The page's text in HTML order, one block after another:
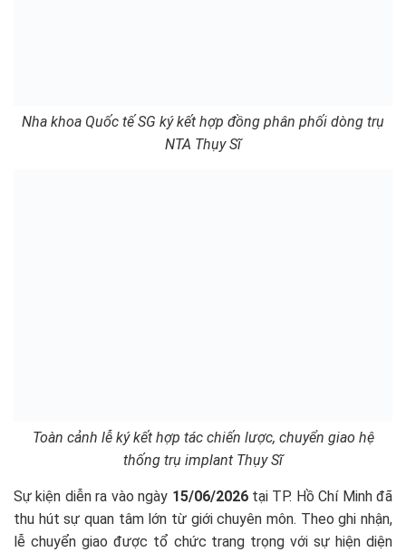
Nha khoa Quốc tế SG ký kết hợp đồng phân phối dòng trụ
NTA Thụy Sĩ
Toàn cảnh lễ ký kết hợp tác chiến lược, chuyển giao hệ
thống trụ implant Thụy Sĩ
Sự kiện diễn ra vào ngày 15/06/2026tại TP. Hồ Chí Minh đã
thu hút sự quan tâm lớn từ giới chuyên môn. Theo ghi nhận,
lễ chuyển giao được tổ chức trang trọng với sự hiện diện